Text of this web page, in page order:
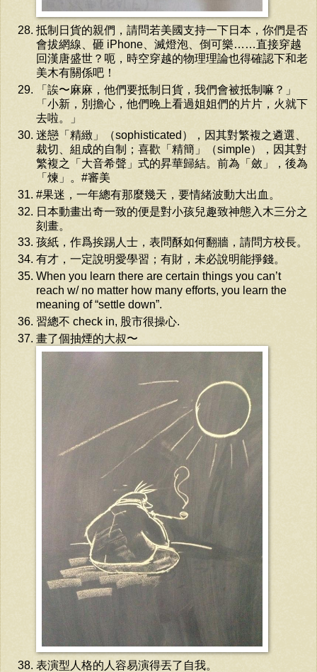
抵制日貨的親們，請問若美國支持一下日本，你們是否
會拔網線、砸 iPhone、滅燈泡、倒可樂……直接穿越
回漢唐盛世？呃，時空穿越的物理理論也得確認下和老
美木有關係吧！
「誒〜麻麻，他們要抵制日貨，我們會被抵制嘛？」
「小新，別擔心，他們晚上看過姐姐們的片片，火就下
去啦。」
迷戀「精緻」（sophisticated），因其對繁複之遴選、
裁切、組成的自制；喜歡「精簡」（simple），因其對
繁複之「大音希聲」式的昇華歸結。前為「斂」，後為
「煉」。#審美
#果迷，一年總有那麼幾天，要情緒波動大出血。
日本動畫出奇一致的便是對小孩兒趣致神態入木三分之
刻畫。
孩紙，作爲挨踢人士，表問酥如何翻牆，請問方校長。
有才，一定說明愛學習；有財，未必說明能掙錢。
When you learn there are certain things you can’t
reach w/ no matter how many efforts, you learn the
meaning of “settle down”.
習總不 check in, 股市很操心.
畫了個抽煙的大叔〜
表演型人格的人容易演得丟了自我。